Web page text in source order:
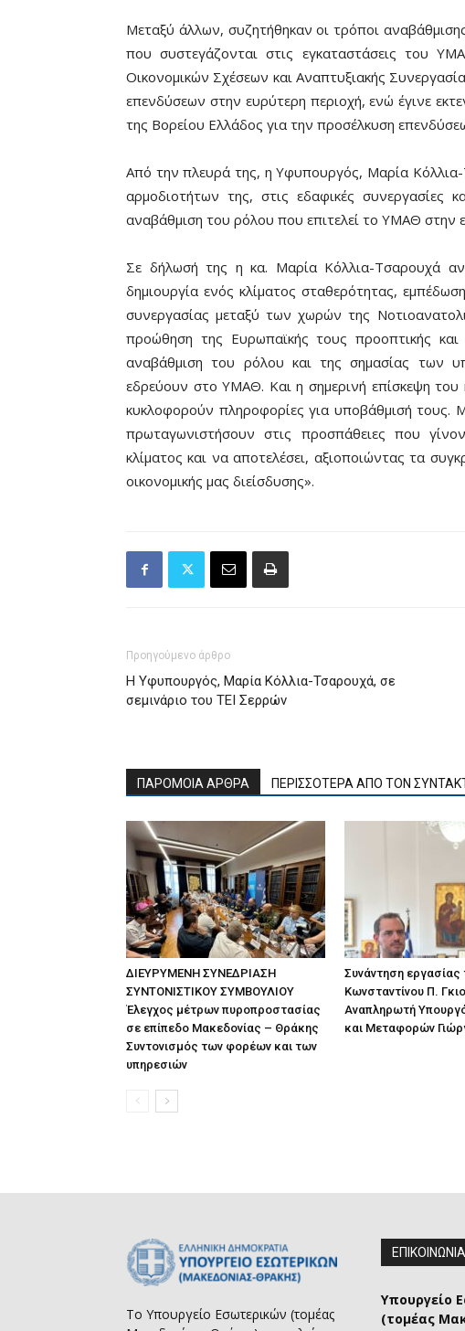
Μεταξύ άλλων, συζητήθηκαν οι τρόποι
που συστεγάζονται στις εγκαταστάσεις του
Οικονομικών Σχέσεων και Αναπτυξιακής
επενδύσεων στην ευρύτερη περιοχή, ενώ έγινε
της Bορείου Ελλάδος για την προσέλκυση
Από την πλευρά της, η Υφυπουργός, Μαρία
αρμοδιοτήτων της, στις εδαφικές συνεργασίες
αναβάθμιση του ρόλου που επιτελεί το ΥΜΑΘ στην
Σε δήλωσή της η κα. Μαρία Κόλλια-Τσαρουχά
δημιουργία ενός κλίματος σταθερότητας,
συνεργασίας μεταξύ των χωρών της
προώθηση της Ευρωπαϊκής τους προοπτικής
αναβάθμιση του ρόλου και της σημασίας των
εδρεύουν στο ΥΜΑΘ. Και η σημερινή επίσκεψη
κυκλοφορούν πληροφορίες για υποβάθμισή τους.
πρωταγωνιστήσουν στις προσπάθειες που
κλίματος και να αποτελέσει, αξιοποιώντας τα
οικονομικής μας διείσδυσης».
Προηγούμενο άρθρο
Η Υφυπουργός, Μαρία Κόλλια-Τσαρουχά, σε
σεμινάριο του ΤΕΙ Σερρών
ΠΑΡΟΜΟΙΑ ΑΡΘΡΑ ΠΕΡΙΣΣΟΤΕΡΑ ΑΠΟ ΤΟΝ
ΔΙΕΥΡΥΜΕΝΗ ΣΥΝΕΔΡΙΑΣΗ
ΣΥΝΤΟΝΙΣΤΙΚΟΥ ΣΥΜΒΟΥΛΙΟΥ
Έλεγχος μέτρων πυροπροστασίας
σε επίπεδο Μακεδονίας – Θράκης
Συντονισμός των φορέων και των
υπηρεσιών
Συνάντηση
Κωνσταντίνου Π.
Αναπληρωτή
και Μεταφορών
Το Υπουργείο Εσωτερικών (τομέας
ΕΠΙΚΟΙΝΩΝΙΑ
Υπουργείο
(τομέας